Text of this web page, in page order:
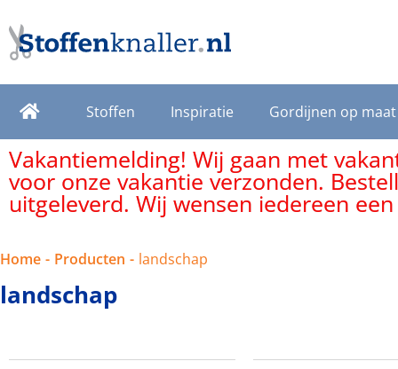
Stoffen Inspiratie Gordijnen op maat
Vakantiemelding! Wij gaan met
voor onze vakantie verzonden.
uitgeleverd. Wij wensen iedereen
Home - Producten - landschap
landschap